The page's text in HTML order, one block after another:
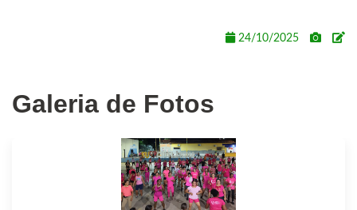
24/10/2025
Galeria de Fotos